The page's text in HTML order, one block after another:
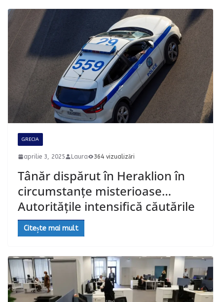
GRECIA
aprilie 3, 2025 Laura 364 vizualizări
Tânăr dispărut în Heraklion în
circumstanțe misterioase…
Autoritățile intensifică căutările
Citește mai mult